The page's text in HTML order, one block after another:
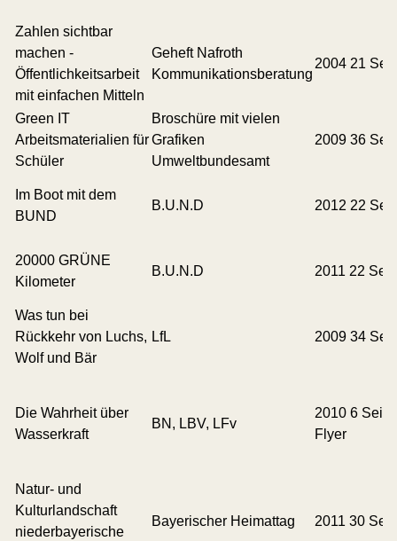
Zahlen sichtbar
machen -
Öffentlichkeitsarbeit
mit einfachen Mitteln
Geheft Nafroth
Kommunikationsberatung
2004 21
Green IT
Arbeitsmaterialien für
Schüler
Broschüre mit vielen
Grafiken
Umweltbundesamt
2009 36
Im Boot mit dem
BUND
B.U.N.D 2012 22
20000 GRÜNE
Kilometer
B.U.N.D 2011 22
Was tun bei
Rückkehr von Luchs,
Wolf und Bär
LfL 2009 34
Die Wahrheit über
Wasserkraft
BN, LBV, LFv
2010 6
Flyer
Natur- und
Kulturlandschaft
niederbayerische
Bayerischer Heimattag 2011 30